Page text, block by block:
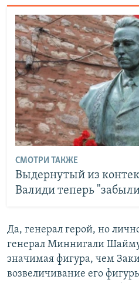
СМОТРИ ТАКЖЕ
Выдернутый из
Валиди теперь
Да, генерал герой, но
генерал Миннигали
значимая фигура, чем
возвеличивание его